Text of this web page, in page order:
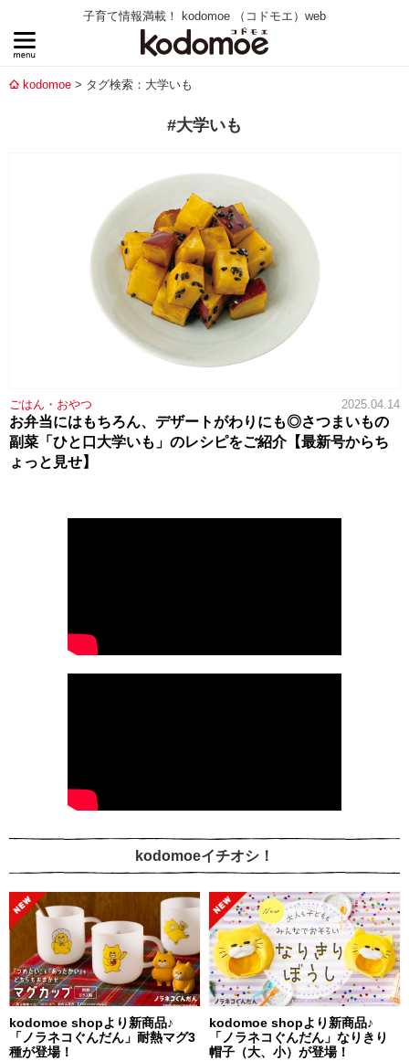
子育て情報満載！ kodomoe （コドモエ）web
kodomoe タグ検索：大学いも
#大学いも
ごはん・おやつ 2025.04.14
お弁当にはもちろん、デザートがわりにも◎さつまいもの
副菜「ひと口大学いも」のレシピをご紹介【最新号からち
ょっと見せ】
kodomoeイチオシ！
kodomoe shopより新商品♪
「ノラネコぐんだん」耐熱マグ3
種が登場！
kodomoe shopより新商品♪
「ノラネコぐんだん」なりきり
帽子（大、小）が登場！